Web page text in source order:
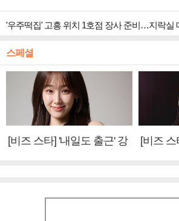
'우주떡집' 고흥 위치 1호점 장사 준비…지락실
스페셜
[비즈 스타] '내일도 출근' 강
[비즈 스